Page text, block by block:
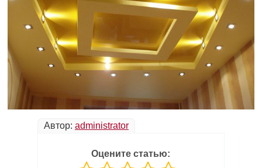
Автор: administrator
Оцените статью: